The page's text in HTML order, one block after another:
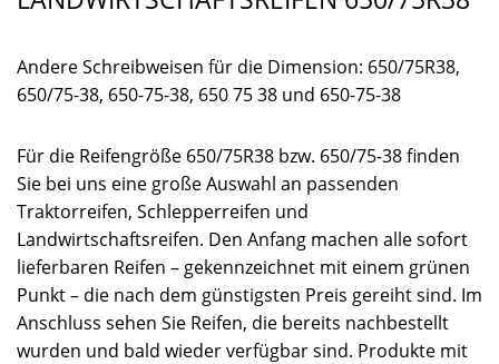
Andere Schreibweisen für die Dimension: 650/75R38,
650/75-38, 650-75-38, 650 75 38 und 650-75-38
Für die Reifengröße 650/75R38 bzw. 650/75-38 finden
Sie bei uns eine große Auswahl an passenden
Traktorreifen, Schlepperreifen und
Landwirtschaftsreifen. Den Anfang machen alle sofort
lieferbaren Reifen – gekennzeichnet mit einem grünen
Punkt – die nach dem günstigsten Preis gereiht sind. Im
Anschluss sehen Sie Reifen, die bereits nachbestellt
wurden und bald wieder verfügbar sind. Produkte mit